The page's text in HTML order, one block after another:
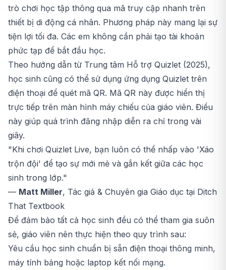
trò chơi học tập thông qua mã truy cập nhanh trên
thiết bị di động cá nhân. Phương pháp này mang lại sự
tiện lợi tối đa. Các em không cần phải tạo tài khoản
phức tạp để bắt đầu học.
Theo hướng dẫn từ Trung tâm Hỗ trợ Quizlet (2025),
học sinh cũng có thể sử dụng ứng dụng Quizlet trên
điện thoại để quét mã QR. Mã QR này được hiển thị
trực tiếp trên màn hình máy chiếu của giáo viên. Điều
này giúp quá trình đăng nhập diễn ra chỉ trong vài
giây.
"Khi chơi Quizlet Live, bạn luôn có thể nhấp vào 'Xáo
trộn đội' để tạo sự mới mẻ và gắn kết giữa các học
sinh trong lớp."
— Matt Miller, Tác giả & Chuyên gia Giáo dục tại Ditch
That Textbook
Để đảm bảo tất cả học sinh đều có thể tham gia suôn
sẻ, giáo viên nên thực hiện theo quy trình sau:
Yêu cầu học sinh chuẩn bị sẵn điện thoại thông minh,
máy tính bảng hoặc laptop kết nối mạng.